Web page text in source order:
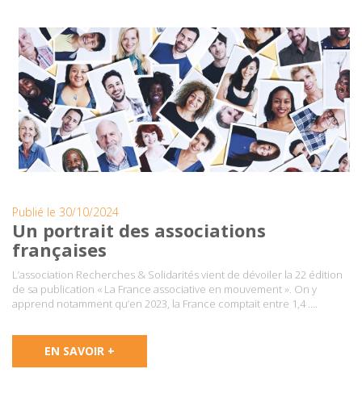
Publié le 30/10/2024
Un portrait des associations
françaises
L’association Recherches & Solidarités vient de dévoiler la 22 édition
de sa publication « La France associative en mouvement ». On y
apprend notamment qu’en 2023, la France comptait entre 1,4 ….
EN SAVOIR +